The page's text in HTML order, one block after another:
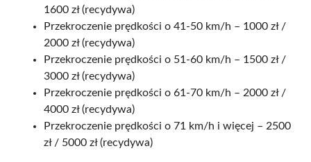
1600 zł (recydywa)
Przekroczenie prędkości o 41-50 km/h – 1000 zł /
2000 zł (recydywa)
Przekroczenie prędkości o 51-60 km/h – 1500 zł /
3000 zł (recydywa)
Przekroczenie prędkości o 61-70 km/h – 2000 zł /
4000 zł (recydywa)
Przekroczenie prędkości o 71 km/h i więcej – 2500
zł / 5000 zł (recydywa)